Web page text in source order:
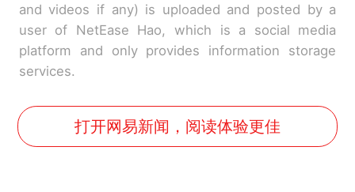
and videos if any) is uploaded and posted by a
user of NetEase Hao, which is a social media
platform and only provides information storage
services.
打开网易新闻，阅读体验更佳